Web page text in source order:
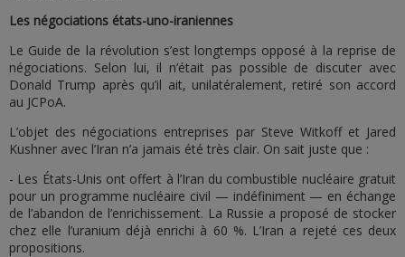
Les négociations états-uno-iraniennes
Le Guide de la révolution s’est longtemps opposé à la reprise de
négociations. Selon lui, il n’était pas possible de discuter avec
Donald Trump après qu’il ait, unilatéralement, retiré son accord
au JCPoA.
L’objet des négociations entreprises par Steve Witkoff et Jared
Kushner avec l’Iran n’a jamais été très clair. On sait juste que :
- Les États-Unis ont offert à l’Iran du combustible nucléaire gratuit
pour un programme nucléaire civil — indéfiniment — en échange
de l’abandon de l’enrichissement. La Russie a proposé de stocker
chez elle l’uranium déjà enrichi à 60 %. L’Iran a rejeté ces deux
propositions.